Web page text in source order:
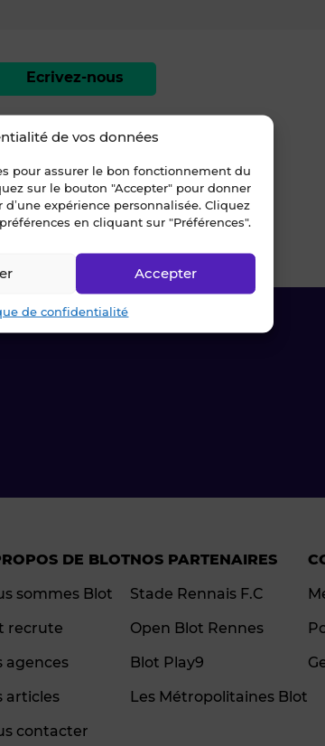
de vos données
pour assurer le bon fonctionnement du
sur le bouton "Accepter" pour donner
expérience personnalisée. Cliquez
en cliquant sur "Préférences".
Accepter
de confidentialité
Ecrivez-nous
DE BLOT
sommes Blot
recrute
agences
articles
contacter
NOS PARTENAIRES
Stade Rennais F.C
Open Blot Rennes
Blot Play9
Les Métropolitaines Blot